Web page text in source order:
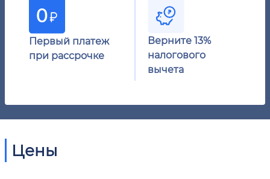
Первый платеж
при рассрочке
Верните 13%
налогового
вычета
Цены